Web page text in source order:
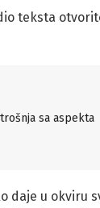
teksta
sa aspekta
daje u okviru